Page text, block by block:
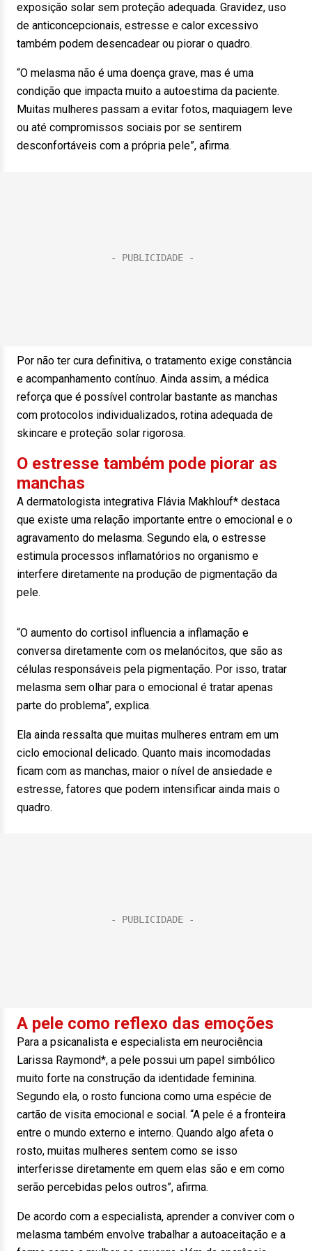
exposição solar sem proteção adequada. Gravidez, uso
de anticoncepcionais, estresse e calor excessivo
também podem desencadear ou piorar o quadro.
“O melasma não é uma doença grave, mas é uma
condição que impacta muito a autoestima da paciente.
Muitas mulheres passam a evitar fotos, maquiagem leve
ou até compromissos sociais por se sentirem
desconfortáveis com a própria pele”, afirma.
Por não ter cura definitiva, o tratamento exige constância
e acompanhamento contínuo. Ainda assim, a médica
reforça que é possível controlar bastante as manchas
com protocolos individualizados, rotina adequada de
skincare e proteção solar rigorosa.
O estresse também pode piorar as
manchas
A dermatologista integrativa Flávia Makhlouf* destaca
que existe uma relação importante entre o emocional e o
agravamento do melasma. Segundo ela, o estresse
estimula processos inflamatórios no organismo e
interfere diretamente na produção de pigmentação da
pele.
“O aumento do cortisol influencia a inflamação e
conversa diretamente com os melanócitos, que são as
células responsáveis pela pigmentação. Por isso, tratar
melasma sem olhar para o emocional é tratar apenas
parte do problema”, explica.
Ela ainda ressalta que muitas mulheres entram em um
ciclo emocional delicado. Quanto mais incomodadas
ficam com as manchas, maior o nível de ansiedade e
estresse, fatores que podem intensificar ainda mais o
quadro.
A pele como reflexo das emoções
Para a psicanalista e especialista em neurociência
Larissa Raymond*, a pele possui um papel simbólico
muito forte na construção da identidade feminina.
Segundo ela, o rosto funciona como uma espécie de
cartão de visita emocional e social. “A pele é a fronteira
entre o mundo externo e interno. Quando algo afeta o
rosto, muitas mulheres sentem como se isso
interferisse diretamente em quem elas são e em como
serão percebidas pelos outros”, afirma.
De acordo com a especialista, aprender a conviver com o
melasma também envolve trabalhar a autoaceitação e a